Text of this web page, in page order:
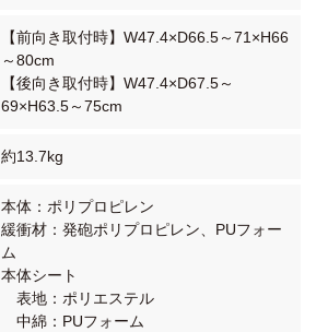
【前向き取付時】W47.4×D66.5～71×H66
～80cm
【後向き取付時】W47.4×D67.5～
69×H63.5～75cm
約13.7kg
本体：ポリプロピレン
緩衝材：発砲ポリプロピレン、PUフォー
ム
本体シート
表地：ポリエステル
中綿：PUフォーム